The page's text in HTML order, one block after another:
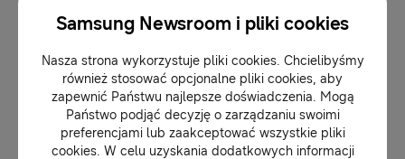
najwięcej spośród wszystkich narodowości
dzięki programom zmieniło swoją dietę, a 38
proc. – podejście do zdrowia i aktywności
fizycznej. Dla porównania – programy
telewizyjne przyczyniły się do zmiany diety tylko
Samsung Newsroom i pliki cookies
Nasza strona wykorzystuje pliki cookies. Chcielibyśmy
również stosować opcjonalne pliki cookies, aby
zapewnić Państwu najlepsze doświadczenia. Mogą
Państwo podjąć decyzję o zarządzaniu swoimi
preferencjami lub zaakceptować wszystkie pliki
cookies. W celu uzyskania dodatkowych informacji